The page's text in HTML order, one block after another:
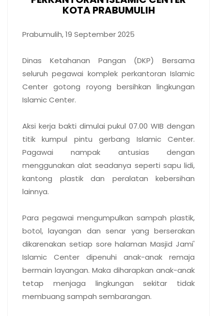
KOTA PRABUMULIH
Prabumulih, 19 September 2025
Dinas Ketahanan Pangan (DKP) Bersama
seluruh pegawai komplek perkantoran Islamic
Center gotong royong bersihkan lingkungan
Islamic Center.
Aksi kerja bakti dimulai pukul 07.00 WIB dengan
titik kumpul pintu gerbang Islamic Center.
Pagawai nampak antusias dengan
menggunakan alat seadanya seperti sapu lidi,
kantong plastik dan peralatan kebersihan
lainnya.
Para pegawai mengumpulkan sampah plastik,
botol, layangan dan senar yang berserakan
dikarenakan setiap sore halaman Masjid Jami'
Islamic Center dipenuhi anak-anak remaja
bermain layangan. Maka diharapkan anak-anak
tetap menjaga lingkungan sekitar tidak
membuang sampah sembarangan.